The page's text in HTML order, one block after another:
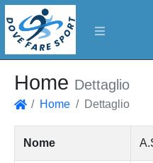
Home Dettaglio
Home Dettaglio
Nome